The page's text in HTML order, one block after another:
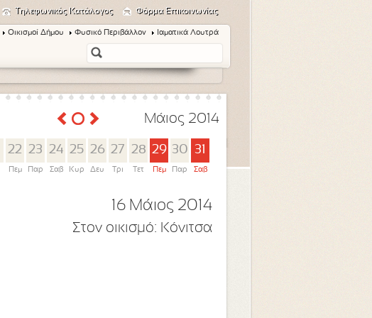
Τηλεφωνικός Κατάλογος Φόρμα Επικοινωνίας
Οικισμοί Δήμου Φυσικό Περιβάλλον Ιαματικά Λουτρά
Μάιος 2014
22
Πεμ
23
Παρ
24
Σαβ
25
Κυρ
26
Δευ
27
Τρι
28
Τετ
29
Πεμ
30
Παρ
31
Σαβ
16 Μάιος 2014
Στον οικισμό: Κόνιτσα